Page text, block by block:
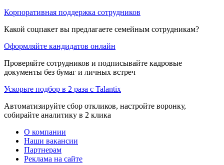
Корпоративная поддержка сотрудников
Какой соцпакет вы предлагаете семейным сотрудникам?
Оформляйте кандидатов онлайн
Проверяйте сотрудников и подписывайте кадровые
документы без бумаг и личных встреч
Ускорьте подбор в 2 раза с Talantix
Автоматизируйте сбор откликов, настройте воронку,
собирайте аналитику в 2 клика
О компании
Наши вакансии
Партнерам
Реклама на сайте